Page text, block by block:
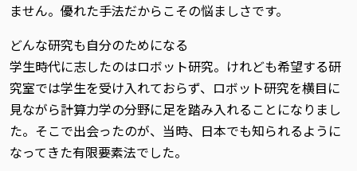
ません。優れた手法だからこその悩ましさです。
どんな研究も自分のためになる
学生時代に志したのはロボット研究。けれども希望する研
究室では学生を受け入れておらず、ロボット研究を横目に
見ながら計算力学の分野に足を踏み入れることになりまし
た。そこで出会ったのが、当時、日本でも知られるように
なってきた有限要素法でした。